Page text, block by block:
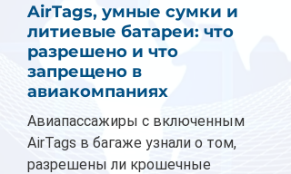
AirTags, умные сумки и
литиевые батареи: что
разрешено и что
запрещено в
авиакомпаниях
Авиапассажиры с включенным
AirTags в багаже узнали о том,
разрешены ли крошечные